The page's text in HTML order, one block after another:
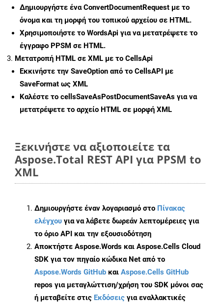
Δημιουργήστε έναConvertDocumentRequest με το
όνομα και τη μορφή του τοπικού αρχείου σε HTML.
Χρησιμοποιήστε το WordsApi για να μετατρέψετε το
έγγραφο PPSM σε HTML.
Μετατροπή HTML σε XML με το CellsApi
Εκκινήστε την SaveOption από το CellsAPI με
SaveFormat ως XML
Καλέστε το cellsSaveAsPostDocumentSaveAs για να
μετατρέψετε το αρχείο HTML σε μορφή XML
Ξεκινήστε να αξιοποιείτε τα
Aspose.Total REST API για PPSM to
XML
Δημιουργήστε έναν λογαριασμό στο Πίνακας
ελέγχου για να λάβετε δωρεάν λεπτομέρειες για
το όριο API και την εξουσιοδότηση
Αποκτήστε Aspose.Words και Aspose.Cells Cloud
SDK για τον πηγαίο κώδικα Net από το
Aspose.Words GitHub και Aspose.Cells GitHub
repos για μεταγλώττιση/χρήση του SDK μόνοι σας
ή μεταβείτε στις Εκδόσεις για εναλλακτικές